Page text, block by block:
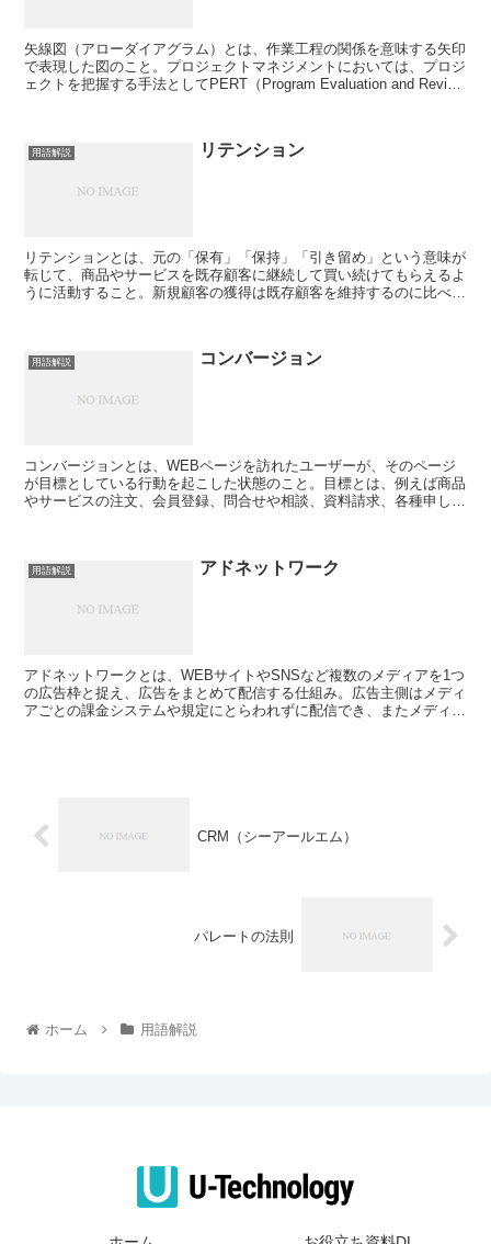
矢線図（アローダイアグラム）とは、作業工程の関係を意味する矢印
で表現した図のこと。プロジェクトマネジメントにおいては、プロジ
ェクトを把握する手法としてPERT（Program Evaluation and Review
用語解説 リテンション
リテンションとは、元の「保有」「保持」「引き留め」という意味が
転じて、商品やサービスを既存顧客に継続して買い続けてもらえるよ
うに活動すること。新規顧客の獲得は既存顧客を維持するのに比べて
用語解説 コンバージョン
コンバージョンとは、WEBページを訪れたユーザーが、そのページ
が目標としている行動を起こした状態のこと。目標とは、例えば商品
やサービスの注文、会員登録、問合せや相談、資料請求、各種申し込
用語解説 アドネットワーク
アドネットワークとは、WEBサイトやSNSなど複数のメディアを1つ
の広告枠と捉え、広告をまとめて配信する仕組み。広告主側はメディ
アごとの課金システムや規定にとらわれずに配信でき、またメディア
CRM（シーアールエム）
パレートの法則
ホーム 用語解説